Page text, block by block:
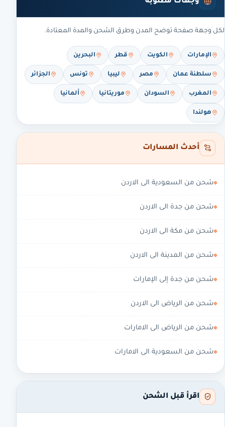
لكل وجهة صفحة توضح المدن وطرق الشحن والمدة المعتادة.
الإمارات الكويت قطر البحرين
سلطنة عمان مصر ليبيا تونس الجزائر
المغرب السودان موريتانيا ألمانيا
هولندا
أحدث المسارات
شحن من السعودية الى الاردن
شحن من جدة الى الاردن
شحن من مكة الى الاردن
شحن من المدينة الى الاردن
شحن من جدة إلى الإمارات
شحن من الرياض الى الاردن
شحن من الرياض الى الامارات
شحن من السعودية الى الامارات
اقرأ قبل الشحن